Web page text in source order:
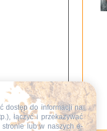
dostęp do informacji na
łączyć i przekazywać
lub w naszych e-